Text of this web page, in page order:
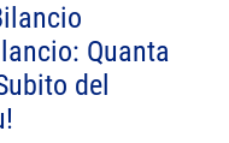
Quanta
del